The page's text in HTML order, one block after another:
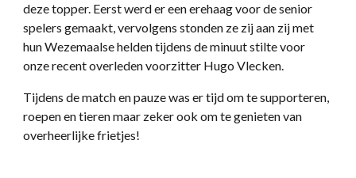
deze topper. Eerst werd er een erehaag voor de senior
spelers gemaakt, vervolgens stonden ze zij aan zij met
hun Wezemaalse helden tijdens de minuut stilte voor
onze recent overleden voorzitter Hugo Vlecken.
Tijdens de match en pauze was er tijd om te supporteren,
roepen en tieren maar zeker ook om te genieten van
overheerlijke frietjes!